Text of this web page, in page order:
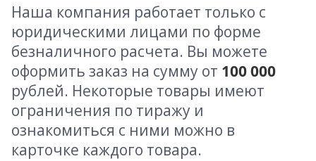
Наша компания работает только с
юридическими лицами по форме
безналичного расчета. Вы можете
оформить заказ на сумму от 100 000
рублей. Некоторые товары имеют
ограничения по тиражу и
ознакомиться с ними можно в
карточке каждого товара.